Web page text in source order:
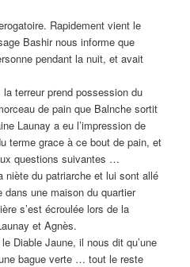
Rapidement vient le
Bashir nous informe que
pendant la nuit, et avait
terreur prend possession du
de pain que Balnche sortit
Launay a eu l’impression de
terme grace à ce bout de pain, et
questions suivantes …
niète du patriarche et lui sont allé
une maison du quartier
s’est écroulée lors de la
et Agnès.
Diable Jaune, il nous dit qu’une
bague verte … tout le reste